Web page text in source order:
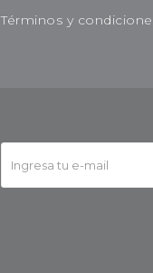
Términos y